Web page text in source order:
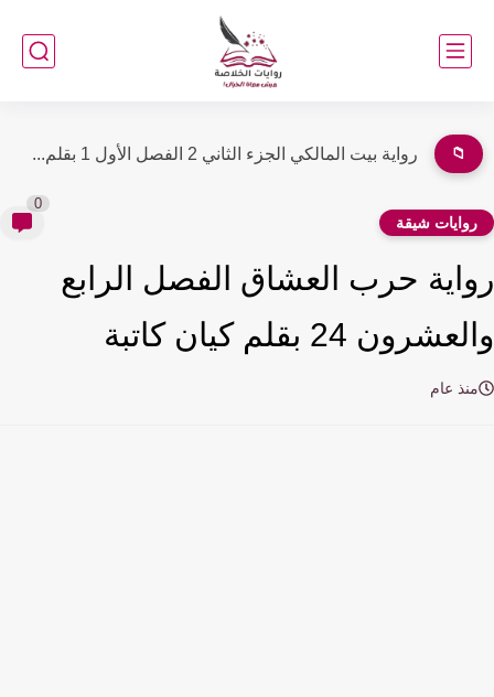
📁 رواية الورث الفصل الثالث 3 بقلم سلسبيل أحمد
شيقة
حرب العشاق الفصل الرابع
24 بقلم كيان كاتبة
عام